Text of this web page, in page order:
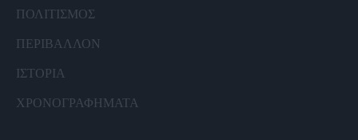
ΠΟΛΙΤΙΣΜΟΣ
ΠΕΡΙΒΑΛΛΟΝ
ΙΣΤΟΡΙΑ
ΧΡΟΝΟΓΡΑΦΗΜΑΤΑ